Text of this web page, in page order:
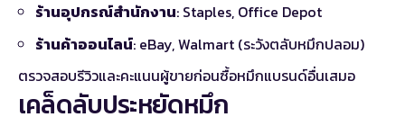
ร้านอุปกรณ์สำนักงาน: Staples, Office Depot
ร้านค้าออนไลน์: eBay, Walmart (ระวังตลับหมึกปลอม)
ตรวจสอบรีวิวและคะแนนผู้ขายก่อนซื้อหมึกแบรนด์อื่นเสมอ
เคล็ดลับประหยัดหมึก